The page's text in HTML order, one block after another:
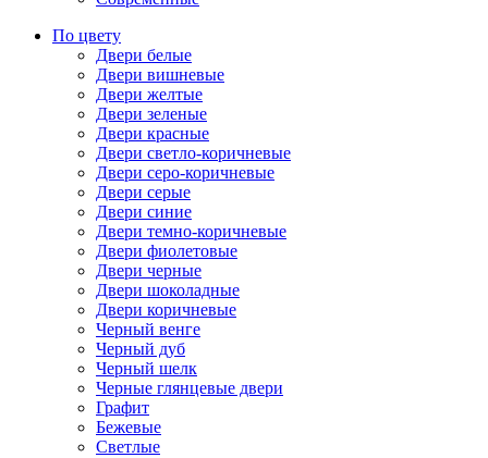
По цвету
Двери белые
Двери вишневые
Двери желтые
Двери зеленые
Двери красные
Двери светло-коричневые
Двери серо-коричневые
Двери серые
Двери синие
Двери темно-коричневые
Двери фиолетовые
Двери черные
Двери шоколадные
Двери коричневые
Черный венге
Черный дуб
Черный шелк
Черные глянцевые двери
Графит
Бежевые
Светлые